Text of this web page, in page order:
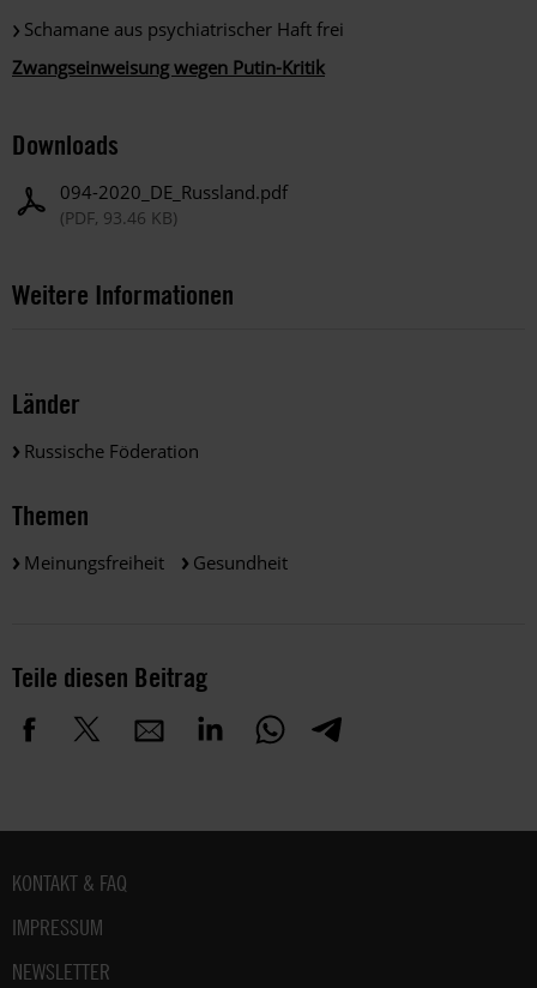
Schamane aus psychiatrischer Haft frei
Zwangseinweisung wegen Putin-Kritik
Downloads
094-2020_DE_Russland.pdf
(PDF, 93.46 KB)
Weitere Informationen
Länder
Russische Föderation
Themen
Meinungsfreiheit Gesundheit
Teile diesen Beitrag
Fußbereich
KONTAKT & FAQ
IMPRESSUM
NEWSLETTER